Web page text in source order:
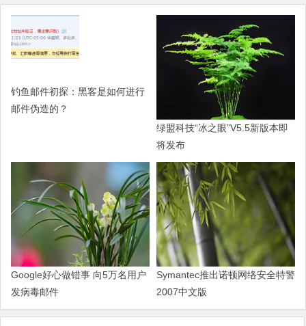
钓鱼邮件初探：黑客是如何进行
邮件伪造的？
绿盟科技“冰之眼”V5.5新版本即
将发布
Google好心做错事 向5万名用户
发病毒邮件
Symantec推出诺顿网络安全特警
2007中文版